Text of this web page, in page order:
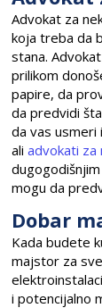
Advokat za
koja treba da
stana.
prilikom
papire, da
da predvidi
da vas usmeri
aliadvokati za
mogu da
Dobar
Kada budete
majstor za
i potencijalno